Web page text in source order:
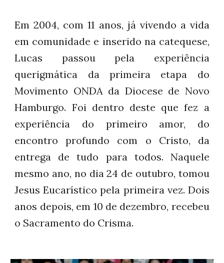
Em 2004, com 11 anos, já vivendo a vida
em comunidade e inserido na catequese,
Lucas passou pela experiência
querigmática da primeira etapa do
Movimento ONDA da Diocese de Novo
Hamburgo. Foi dentro deste que fez a
experiência do primeiro amor, do
encontro profundo com o Cristo, da
entrega de tudo para todos. Naquele
mesmo ano, no dia 24 de outubro, tomou
Jesus Eucarístico pela primeira vez. Dois
anos depois, em 10 de dezembro, recebeu
o Sacramento do Crisma.